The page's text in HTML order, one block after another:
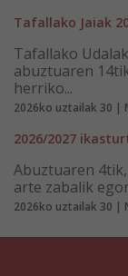
Tafallako Jaiak
Tafallako
abuztuaren
herriko...
2026ko uztailak 30 |
2026/2027
Abuztuaren
arte zabalik
2026ko uztailak 30 |